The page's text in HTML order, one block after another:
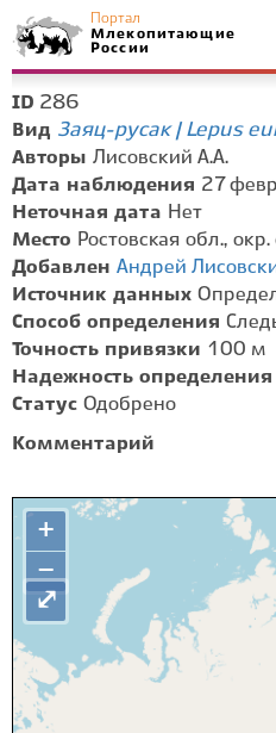
Портал
Млекопитающие
России
ID 286
Вид Заяц-русак | Lepus
Авторы Лисовский А.А.
Дата наблюдения 27
Неточная дата Нет
Место Ростовская обл.,
Добавлен Андрей
Источник данных
Способ определения
Точность привязки 100 м
Надежность определения
Статус Одобрено
Комментарий
+
−
⤢